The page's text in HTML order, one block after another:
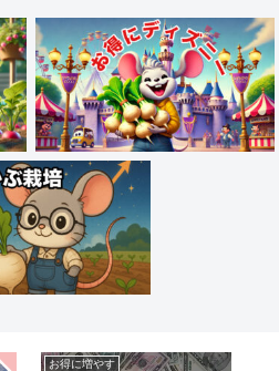
お得に増やす